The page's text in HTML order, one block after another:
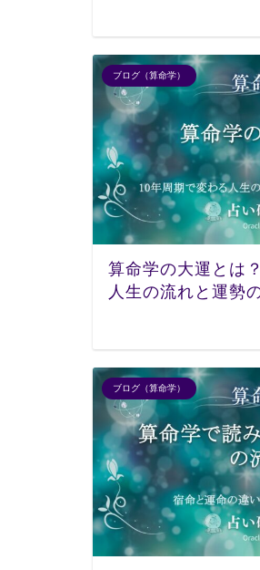
ブログ（算命学）
算命学の大運とは
人生の流れと運勢
ブログ（算命学）